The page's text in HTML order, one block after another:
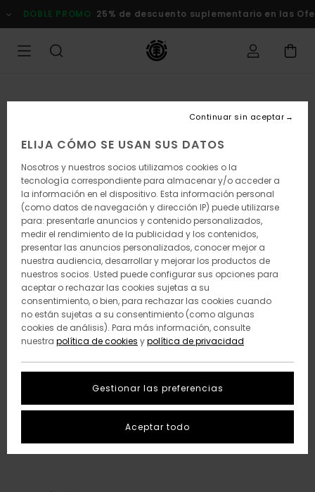
la
DOBLE PROMO 25% de descuento suplementario en las
ELIJA CÓMO SE USAN SUS DATOS
Nosotros y nuestros socios utilizamos cookies o la
tecnología correspondiente para almacenar y/o acceder a
la información en el dispositivo. Esta información personal
(como datos de navegación y dirección IP) puede utilizarse
para: presentarle anuncios y contenido personalizados,
medir el rendimiento de la publicidad y los contenidos,
presentar las anuncios personalizados, conocer mejor a
nuestra audiencia, desarrollar y mejorar los productos de
nuestros socios. Usted puede configurar sus opciones para
aceptar o rechazar las cookies sujetas a su
consentimiento, o bien, para rechazar las cookies cuando
no están sujetas a su consentimiento (como algunas
cookies de análisis). Para más información, consulte
nuestra política de cookies ypolítica de privacidad
Gestionar las preferencias
Continuar sin aceptar
Aceptar todo